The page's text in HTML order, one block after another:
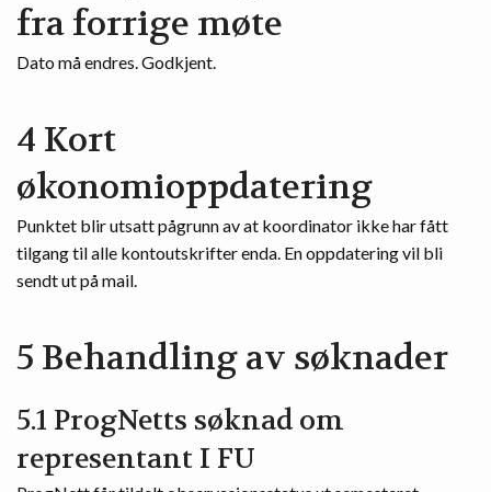
fra forrige møte
Dato må endres. Godkjent.
4 Kort
økonomioppdatering
Punktet blir utsatt pågrunn av at koordinator ikke har fått
tilgang til alle kontoutskrifter enda. En oppdatering vil bli
sendt ut på mail.
5 Behandling av søknader
5.1 ProgNetts søknad om
representant I FU